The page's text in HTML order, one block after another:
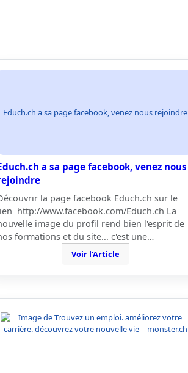
Educh.ch a sa page facebook, venez nous rejoindre
a sa page facebook, venez nous
la page facebook Educh.ch sur le
http://www.facebook.com/Educh.ch La
image du profil rend bien l'esprit de
formations et du site... c'est une…
Voir l'Article